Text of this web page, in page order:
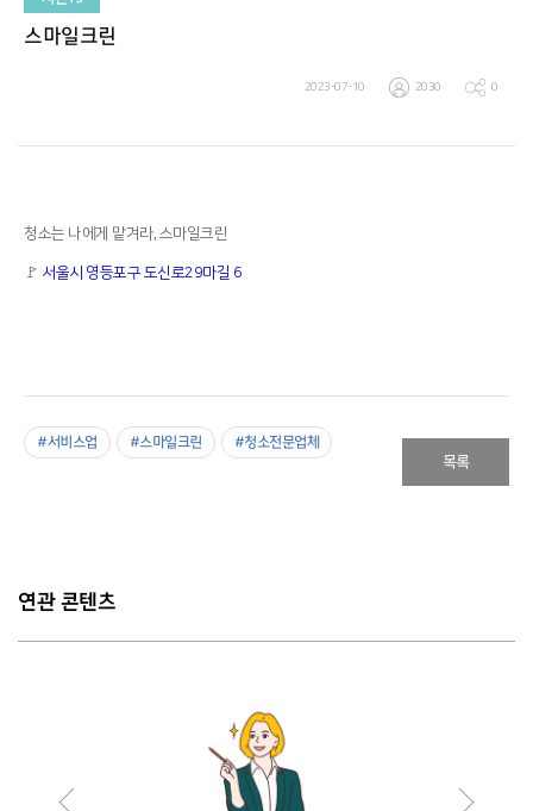
스마일크린
2023-07-10 2030 0
청소는 나에게 맡겨라, 스마일크린
🚩 서울시 영등포구 도신로29마길 6
#서비스업 #스마일크린 #청소전문업체
목록
연관 콘텐츠